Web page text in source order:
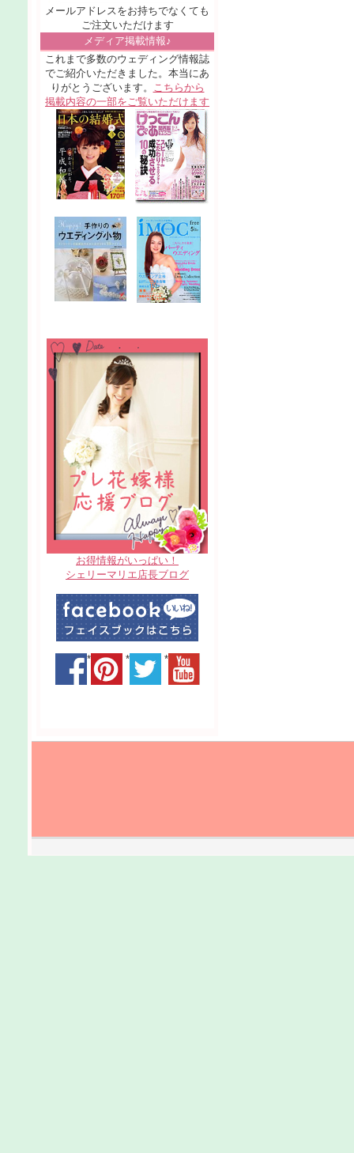
メールアドレスをお持ちでなくても
ご注文いただけます
メディア掲載情報♪
これまで多数のウェディング情報誌
でご紹介いただきました。本当にあ
りがとうございます。 こちらから
掲載内容の一部をご覧いただけます
お得情報がいっぱい！
シェリーマリエ店長ブログ
* * *